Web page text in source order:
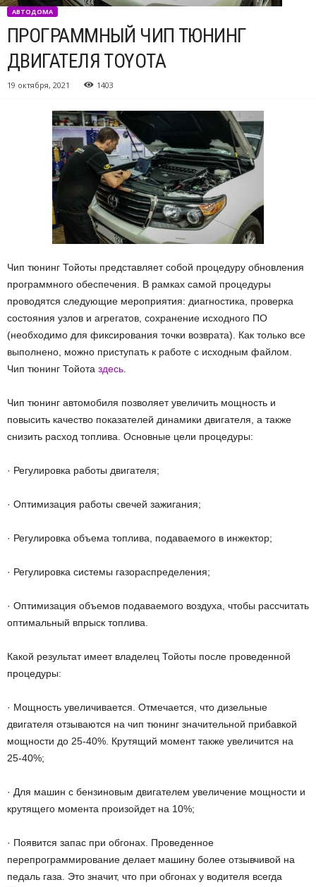
АВТОДОМА
ПРОГРАММНЫЙ ЧИП ТЮНИНГ
ДВИГАТЕЛЯ TOYOTA
19 октября, 2021 1403
Чип тюнинг Тойоты представляет собой процедуру обновления
программного обеспечения. В рамках самой процедуры
проводятся следующие мероприятия: диагностика, проверка
состояния узлов и агрегатов, сохранение исходного ПО
(необходимо для фиксирования точки возврата). Как только все
выполнено, можно приступать к работе с исходным файлом.
Чип тюнинг Тойота здесь
Чип тюнинг автомобиля позволяет увеличить мощность и
повысить качество показателей динамики двигателя, а также
снизить расход топлива. Основные цели процедуры:
· Регулировка работы двигателя;
· Оптимизация работы свечей зажигания;
· Регулировка объема топлива, подаваемого в инжектор;
· Регулировка системы газораспределения;
· Оптимизация объемов подаваемого воздуха, чтобы рассчитать
оптимальный впрыск топлива.
Какой результат имеет владелец Тойоты после проведенной
процедуры:
· Мощность увеличивается. Отмечается, что дизельные
двигателя отзываются на чип тюнинг значительной прибавкой
мощности до 25-40%. Крутящий момент также увеличится на
25-40%;
· Для машин с бензиновым двигателем увеличение мощности и
крутящего момента произойдет на 10%;
· Появится запас при обгонах. Проведенное
перепрограммирование делает машину более отзывчивой на
педаль газа. Это значит, что при обгонах у водителя всегда